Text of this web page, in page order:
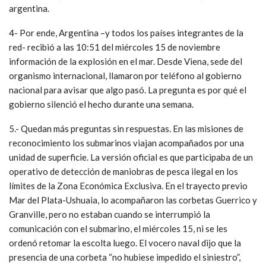
argentina.
4- Por ende, Argentina –y todos los países integrantes de la
red- recibió a las 10:51 del miércoles 15 de noviembre
información de la explosión en el mar. Desde Viena, sede del
organismo internacional, llamaron por teléfono al gobierno
nacional para avisar que algo pasó. La pregunta es por qué el
gobierno silenció el hecho durante una semana.
5.- Quedan más preguntas sin respuestas. En las misiones de
reconocimiento los submarinos viajan acompañados por una
unidad de superficie. La versión oficial es que participaba de un
operativo de detección de maniobras de pesca ilegal en los
límites de la Zona Económica Exclusiva. En el trayecto previo
Mar del Plata-Ushuaia, lo acompañaron las corbetas Guerrico y
Granville, pero no estaban cuando se interrumpió la
comunicación con el submarino, el miércoles 15, ni se les
ordenó retomar la escolta luego. El vocero naval dijo que la
presencia de una corbeta “no hubiese impedido el siniestro”,